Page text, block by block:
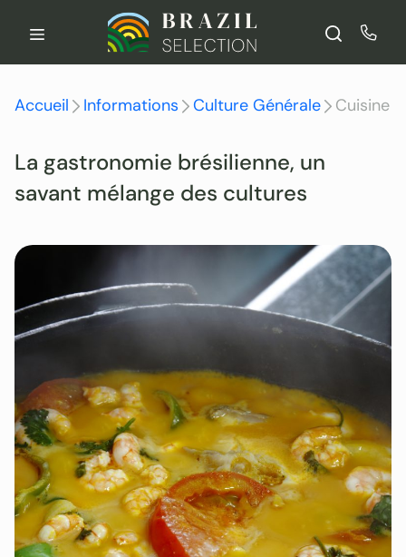
La gastronomie brésilienne, un
savant mélange des cultures
Accueil Informations Culture Générale Cuisine